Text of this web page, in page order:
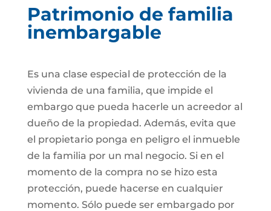
Patrimonio de familia
inembargable
Es una clase especial de protección de la
vivienda de una familia, que impide el
embargo que pueda hacerle un acreedor al
dueño de la propiedad. Además, evita que
el propietario ponga en peligro el inmueble
de la familia por un mal negocio. Si en el
momento de la compra no se hizo esta
protección, puede hacerse en cualquier
momento. Sólo puede ser embargado por